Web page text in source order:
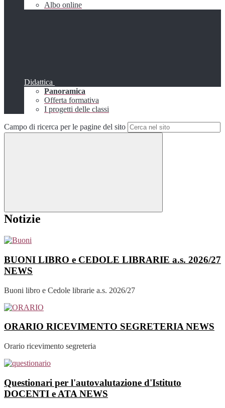
Albo online
Didattica
Panoramica
Offerta formativa
I progetti delle classi
Campo di ricerca per le pagine del sito
Notizie
BUONI LIBRO e CEDOLE LIBRARIE a.s. 2026/27
NEWS
Buoni libro e Cedole librarie a.s. 2026/27
ORARIO RICEVIMENTO SEGRETERIANEWS
Orario ricevimento segreteria
Questionari per l'autovalutazione d'Istituto
DOCENTI e ATA NEWS